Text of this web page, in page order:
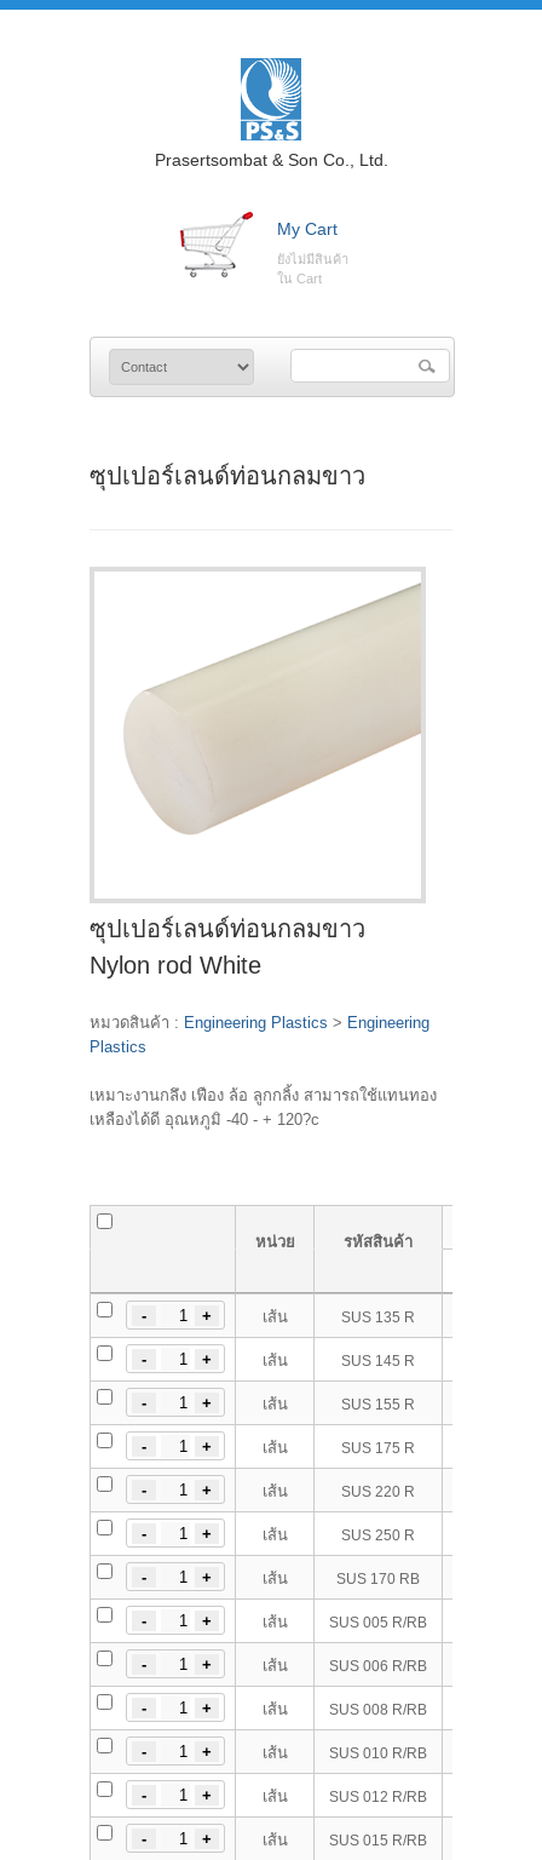
Prasertsombat & Son Co., Ltd.
My Cart
ยังไม่มีสินค้า
ใน Cart
ซุปเปอร์เลนด์ท่อนกลมขาว
ซุปเปอร์เลนด์ท่อนกลมขาว
Nylon rod White
หมวดสินค้า : Engineering Plastics > Engineering
Plastics
เหมาะงานกลึง เฟือง ล้อ ลูกกลิ้ง สามารถใช้แทนทอง
เหลืองได้ดี อุณหภูมิ -40 - + 120?c
หน่วย รหัสสินค้า
เส้น SUS 135 R
เส้น SUS 145 R
เส้น SUS 155 R
เส้น SUS 175 R
เส้น SUS 220 R
เส้น SUS 250 R
เส้น SUS 170 RB
เส้น SUS 005 R/RB
เส้น SUS 006 R/RB
เส้น SUS 008 R/RB
เส้น SUS 010 R/RB
เส้น SUS 012 R/RB
เส้น SUS 015 R/RB